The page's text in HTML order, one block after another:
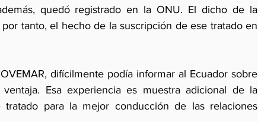
quedó registrado en la ONU. El dicho de la
tanto, el hecho de la suscripción de ese tratado en
difícilmente podía informar al Ecuador sobre
Esa experiencia es muestra adicional de la
para la mejor conducción de las relaciones